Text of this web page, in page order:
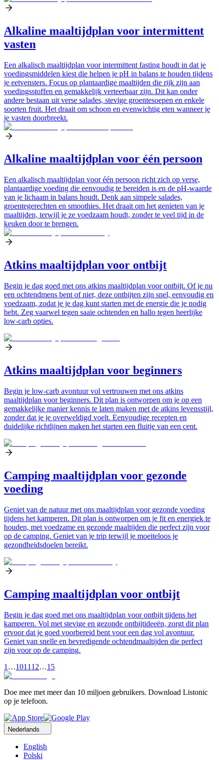
Alkaline maaltijdplan voor intermittent
vasten
Een alkalisch maaltijdplan voor intermittent fasting houdt in dat je
voedingsmiddelen kiest die helpen je pH in balans te houden tijdens
je eetvensters. Focus op plantaardige maaltijden die rijk zijn aan
voedingsstoffen en gemakkelijk verteerbaar zijn. Dit kan onder
andere bestaan uit verse salades, stevige groentesoepen en enkele
soorten fruit. Het draait om schoon en evenwichtig eten wanneer je
je vasten doorbreekt.
Alkaline maaltijdplan voor één persoon
Een alkalisch maaltijdplan voor één persoon richt zich op verse,
plantaardige voeding die eenvoudig te bereiden is en de pH-waarde
van je lichaam in balans houdt. Denk aan simpele salades,
groentegerechten en smoothies. Het draait om het genieten van je
maaltijden, terwijl je ze voedzaam houdt, zonder te veel tijd in de
keuken door te brengen.
Atkins maaltijdplan voor ontbijt
Begin je dag goed met ons atkins maaltijdplan voor ontbijt. Of je nu
een ochtendmens bent of niet, deze ontbijten zijn snel, eenvoudig en
voedzaam, zodat je je dag kunt starten met de energie die je nodig
hebt. Zeg vaarwel tegen saaie ochtenden en hallo tegen heerlijke
low-carb opties.
Atkins maaltijdplan voor beginners
Begin je low-carb avontuur vol vertrouwen met ons atkins
maaltijdplan voor beginners. Dit plan is ontworpen om je op een
gemakkelijke manier kennis te laten maken met de atkins levensstijl,
zonder dat je je overweldigd voelt. Eenvoudige recepten en
duidelijke richtlijnen maken het starten een fluitje van een cent.
Camping maaltijdplan voor gezonde
voeding
Geniet van de natuur met ons maaltijdplan voor gezonde voeding
tijdens het kamperen. Dit plan is ontworpen om je fit en energiek te
houden, met voedzame en gezonde maaltijden die perfect zijn voor
op de camping. Geniet van je trip terwijl je moeiteloos je
gezondheidsdoelen bereikt.
Camping maaltijdplan voor ontbijt
Begin je dag goed met ons maaltijdplan voor ontbijt tijdens het
kamperen. Vol met stevige en gezonde ontbijtideeën, zorgt dit plan
ervoor dat je goed voorbereid bent voor een dag vol avontuur.
Geniet van snelle en bevredigende ochtendmaaltijden die perfect
zijn voor op de camping.
1 …1011 12…15
Doe mee met meer dan 10 miljoen gebruikers. Download Listonic
op je telefoon.
Nederlands
English
Polski